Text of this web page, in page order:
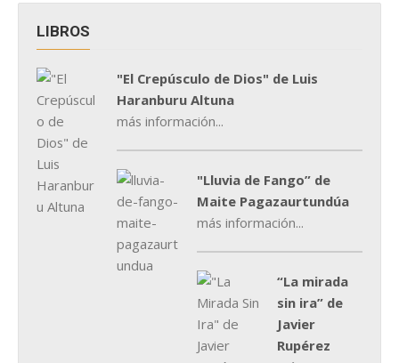
LIBROS
"El Crepúsculo de Dios" de Luis
Haranburu Altuna
más información...
"Lluvia de Fango” de
Maite Pagazaurtundúa
más información...
“La mirada
sin ira” de
Javier
Rupérez